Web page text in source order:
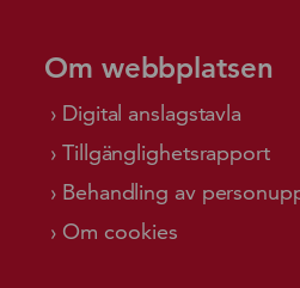
Om webbplatsen
Digital anslagstavla
Tillgänglighetsrapport
Behandling av
Om cookies